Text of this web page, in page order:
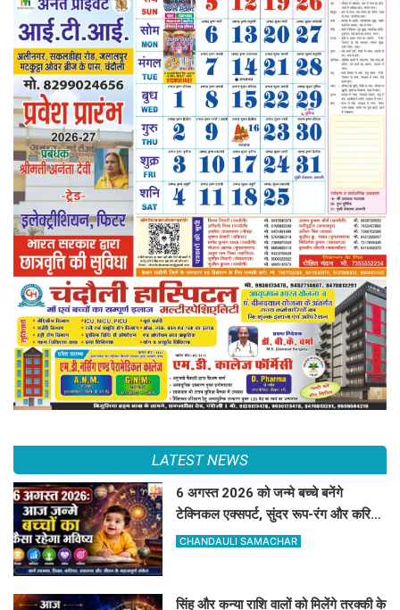
LATEST NEWS
6 अगस्त 2026 को जन्मे बच्चे बनेंगे
टेक्निकल एक्सपर्ट, सुंदर रूप-रंग और करियर
में मिलेगी शानदार सफलता
CHANDAULI SAMACHAR
सिंह और कन्या राशि वालों को मिलेंगे तरक्की के